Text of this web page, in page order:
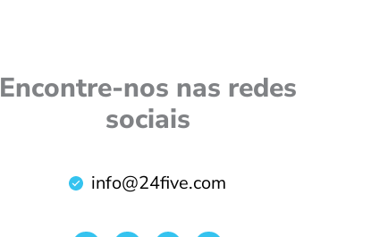
Encontre-nos nas redes
sociais
info@24five.com